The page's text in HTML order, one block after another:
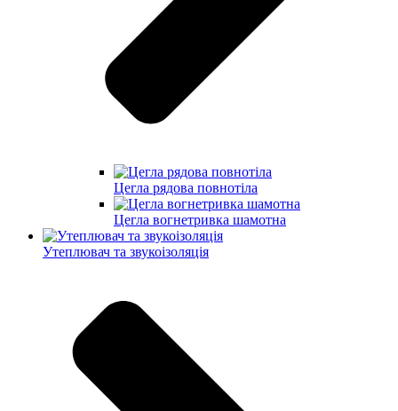
Цегла рядова повнотіла
Цегла вогнетривка шамотна
Утеплювач та звукоізоляція